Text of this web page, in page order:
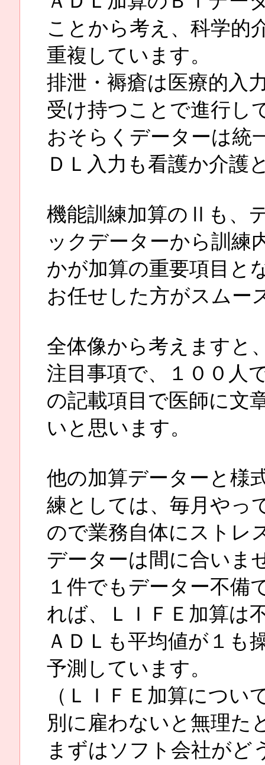
ことから考え、科学的
重複しています。
排泄・褥瘡は医療的入
受け持つことで進行し
おそらくデーターは統
ＤＬ入力も看護か介護
機能訓練加算のⅡも、
ックデーターから訓練
かが加算の重要項目と
お任せした方がスムー
全体像から考えますと
注目事項で、１００人
の記載項目で医師に文
いと思います。
他の加算データーと様
練としては、毎月やっ
ので業務自体にストレ
データーは間に合いま
１件でもデーター不備
れば、ＬＩＦＥ加算は
ＡＤＬも平均値が１も
予測しています。
（ＬＩＦＥ加算につ
別に雇わないと無理た
まずはソフト会社がど